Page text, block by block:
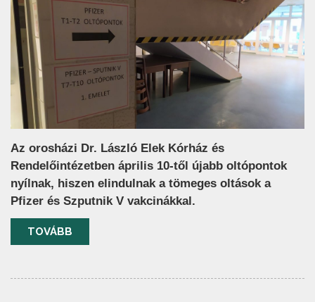
Az orosházi Dr. László Elek Kórház és
Rendelőintézetben április 10-től újabb oltópontok
nyílnak, hiszen elindulnak a tömeges oltások a
Pfizer és Szputnik V vakcinákkal.
TOVÁBB